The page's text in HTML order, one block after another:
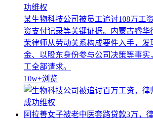
功维权
某生物科技公司被员工追讨108万工
资支付记录等关键证据。内蒙古睿华
荣律师从劳动关系构成要件入手，发
金、以股东身份参与公司决策等事实
工全部请求。
10w+浏览
阿拉善女子被老中医套路贷款3万，